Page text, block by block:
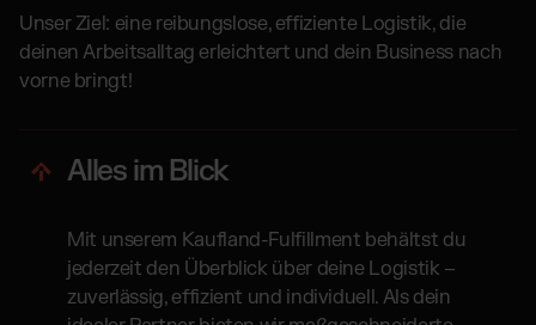
Unser Ziel: eine reibungslose, effiziente Logistik, die
deinen Arbeitsalltag erleichtert und dein Business nach
vorne bringt!
Alles im Blick
Mit unserem Kaufland-Fulfillment behältst du
jederzeit den Überblick über deine Logistik –
zuverlässig, effizient und individuell. Als dein